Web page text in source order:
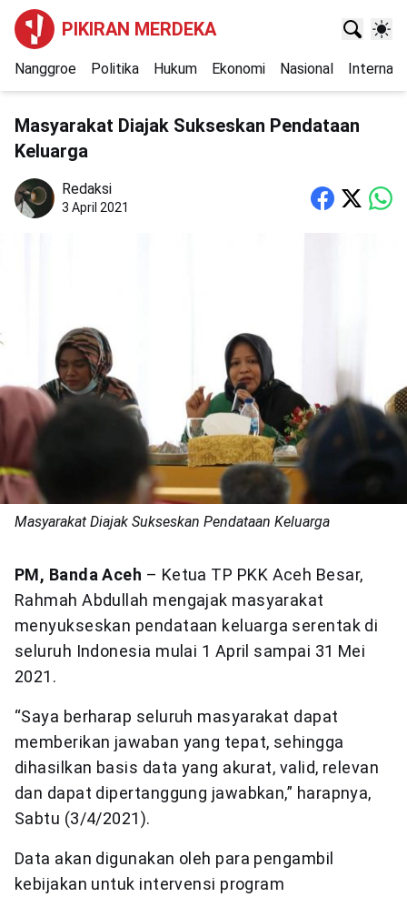
PIKIRAN MERDEKA
Nanggroe Politika Hukum Ekonomi Nasional
Masyarakat Diajak Sukseskan Pendataan
Keluarga
Redaksi
3 April 2021
Masyarakat Diajak Sukseskan Pendataan Keluarga
PM, Banda Aceh – Ketua TP PKK Aceh Besar,
Rahmah Abdullah mengajak masyarakat
menyukseskan pendataan keluarga serentak di
seluruh Indonesia mulai 1 April sampai 31 Mei
2021.
“Saya berharap seluruh masyarakat dapat
memberikan jawaban yang tepat, sehingga
dihasilkan basis data yang akurat, valid, relevan
dan dapat dipertanggung jawabkan,” harapnya,
Sabtu (3/4/2021).
Data akan digunakan oleh para pengambil
kebijakan untuk intervensi program